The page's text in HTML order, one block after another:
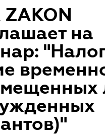
ZAKON
на